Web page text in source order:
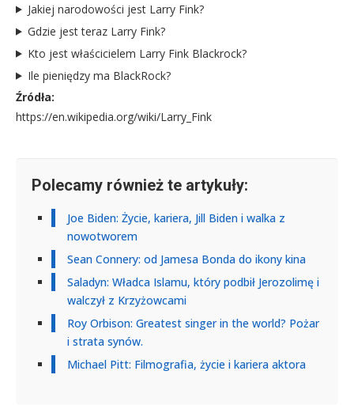
Jakiej narodowości jest Larry Fink?
Gdzie jest teraz Larry Fink?
Kto jest właścicielem Larry Fink Blackrock?
Ile pieniędzy ma BlackRock?
Źródła:
https://en.wikipedia.org/wiki/Larry_Fink
Polecamy również te artykuły:
Joe Biden: Życie, kariera, Jill Biden i walka z
nowotworem
Sean Connery: od Jamesa Bonda do ikony kina
Saladyn: Władca Islamu, który podbił Jerozolimę i
walczył z Krzyżowcami
Roy Orbison: Greatest singer in the world? Pożar
i strata synów.
Michael Pitt: Filmografia, życie i kariera aktora